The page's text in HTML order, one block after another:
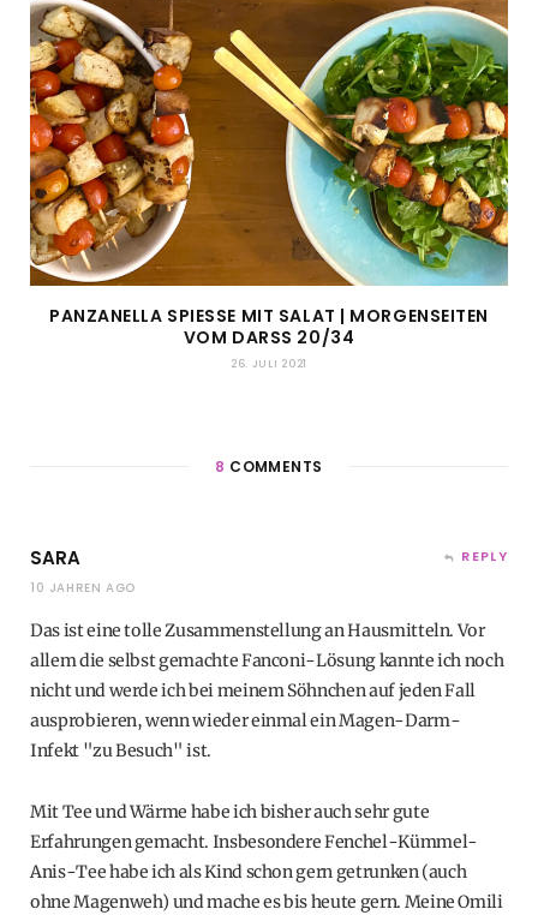
PANZANELLA SPIESSE MIT SALAT | MORGENSEITEN V
OM DARSS 20/34
26. JULI 2021
8 COMMENTS
SARA
10 JAHREN AGO
REPLY
Das ist eine tolle Zusammenstellung an Hausmitteln. Vor
allem die selbst gemachte Fanconi-Lösung kannte ich noch
nicht und werde ich bei meinem Söhnchen auf jeden Fall
ausprobieren, wenn wieder einmal ein Magen-Darm-
Infekt "zu Besuch" ist.
Mit Tee und Wärme habe ich bisher auch sehr gute
Erfahrungen gemacht. Insbesondere Fenchel-Kümmel-
Anis-Tee habe ich als Kind schon gern getrunken (auch
ohne Magenweh) und mache es bis heute gern. Meine Omili